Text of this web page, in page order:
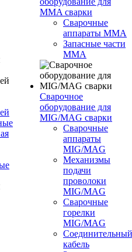
MMA сварки
Сварочные
аппараты MMA
Запасные части
MMA
Сварочное
оборудование для
MIG/MAG сварки
Сварочные
аппараты
MIG/MAG
Механизмы
подачи
проволоки
MIG/MAG
Сварочные
горелки
MIG/MAG
Соединительный
кабель